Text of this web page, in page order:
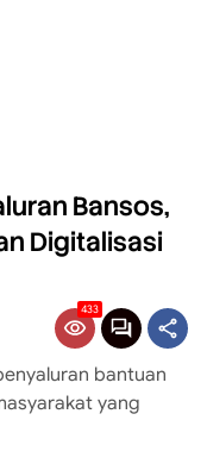
Bansos,
Digitalisasi
433
bantuan
yang